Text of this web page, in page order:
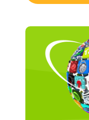
Threat), che
quasi il 40%,